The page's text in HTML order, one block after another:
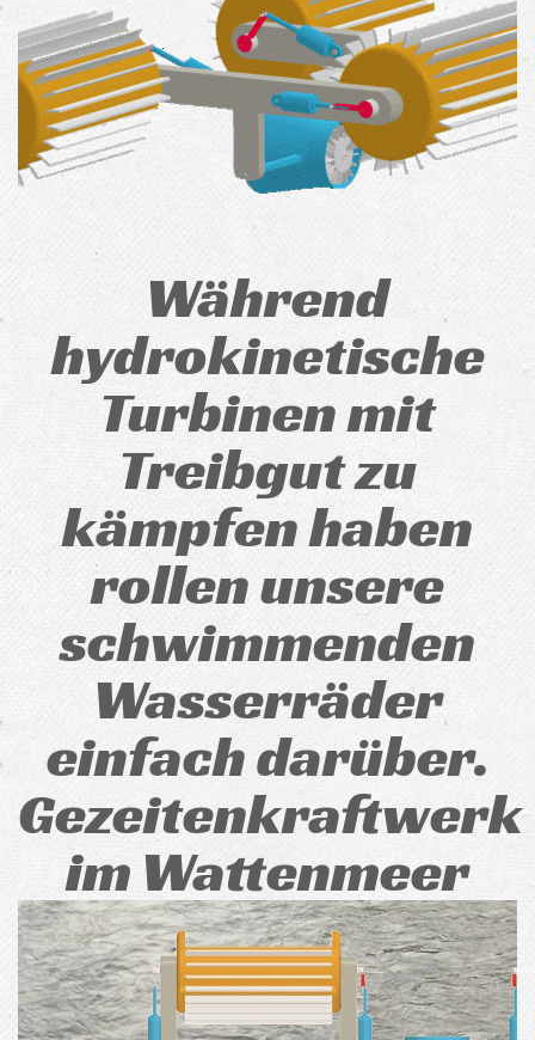
Während
hydrokinetische
Turbinen mit
Treibgut zu
kämpfen haben
rollen unsere
schwimmenden
Wasserräder
einfach darüber.
Gezeitenkraftwerk
im Wattenmeer